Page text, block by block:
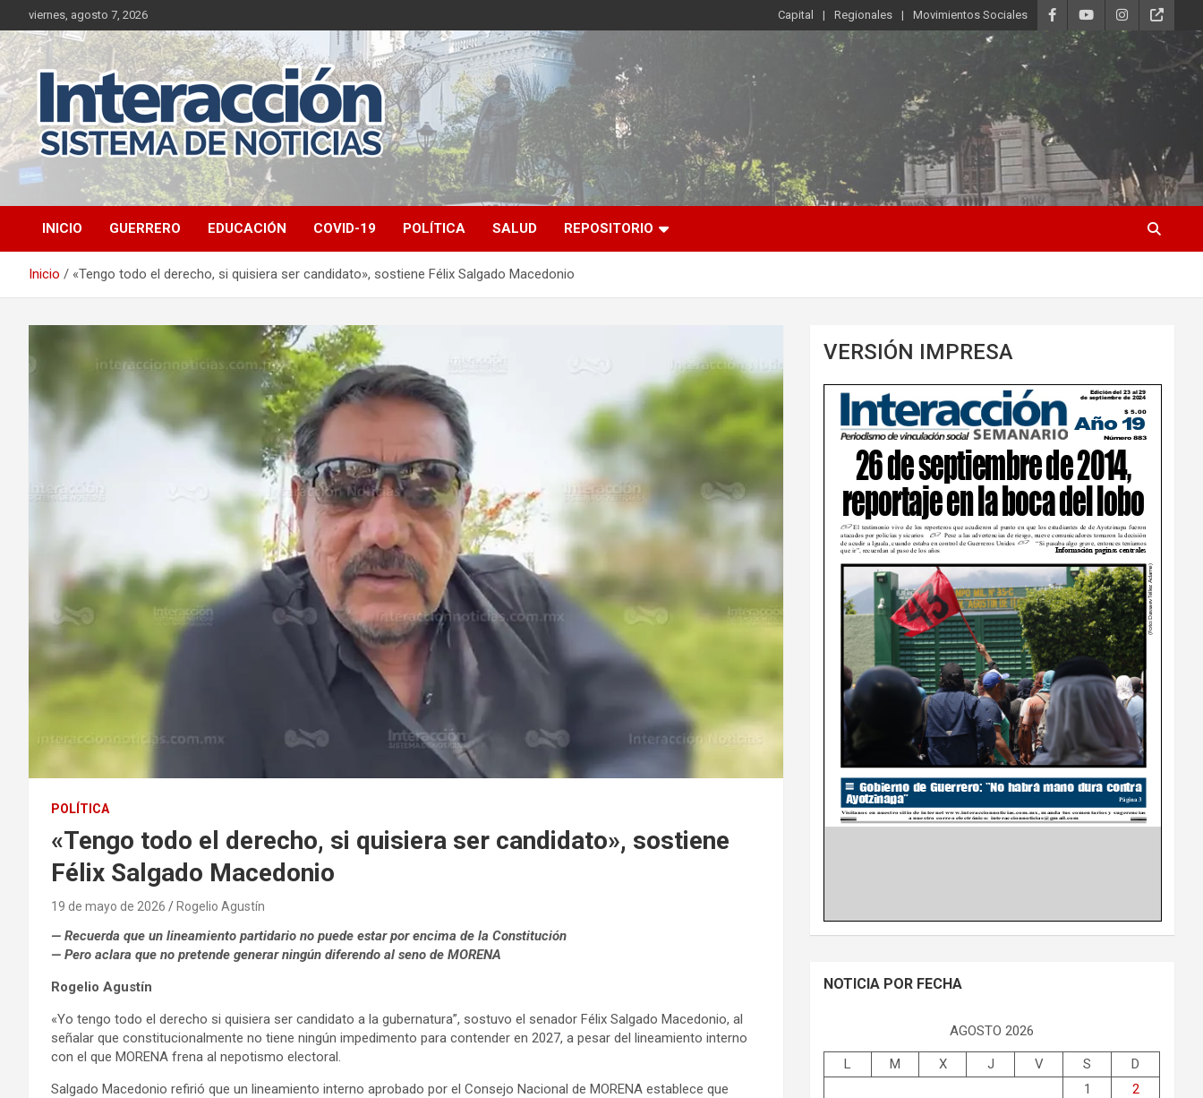
al
contenido
viernes, agosto 7, 2026 Capital Regionales Movimientos Sociales
INICIO GUERRERO EDUCACIÓN COVID-19 POLÍTICA SALUD REPOSITORIO
Inicio «Tengo todo el derecho, si quisiera ser candidato», sostiene Félix Salgado Macedonio
POLÍTICA
«Tengo todo el derecho, si quisiera ser candidato», sostiene
Félix Salgado Macedonio
19 de mayo de 2026 Rogelio Agustín
— Recuerda que un lineamiento partidario no puede estar por encima de la Constitución
— Pero aclara que no pretende generar ningún diferendo al seno de MORENA
Rogelio Agustín
«Yo tengo todo el derecho si quisiera ser candidato a la gubernatura”, sostuvo el senador Félix Salgado Macedonio, al
señalar que constitucionalmente no tiene ningún impedimento para contender en 2027, a pesar del lineamiento interno
con el que MORENA frena al nepotismo electoral.
Salgado Macedonio refirió que un lineamiento interno aprobado por el Consejo Nacional de MORENA establece que
VERSIÓN IMPRESA
NOTICIA POR FECHA
AGOSTO 2026
L M X J V S
D
1
2